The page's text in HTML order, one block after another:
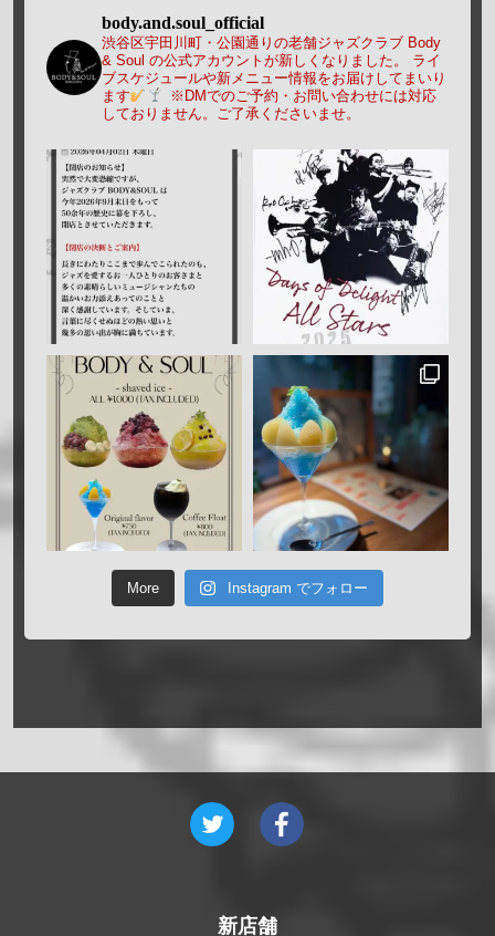
body.and.soul_official
渋谷区宇田川町・公園通りの老舗ジャズクラブ Body
& Soul の公式アカウントが新しくなりました。
ライ
ブスケジュールや新メニュー情報をお届けしてまいり
ます
※DMでのご予約・お問い合わせには対応
しておりません。ご了承くださいませ。
More Instagram でフォロー
新店舗